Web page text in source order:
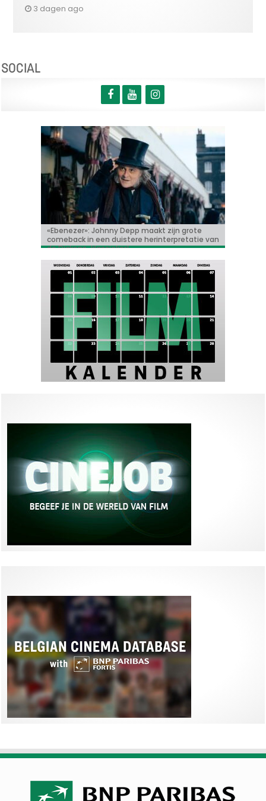
3 dagen ago
SOCIAL
«Ebenezer»: Johnny Depp maakt zijn grote
comeback in een duistere herinterpretatie van
de Dickens-klassieker!
Bioscoopjournaal: ‘Frontera’
Vacature: Productie-assistent (m/v/x)
‘Some like it hot in Belgium’ met Tijmen
Govaerts
«Coyote vs. Acme»: de behekste
Hollywoodfilm komt nu toch in de zalen!